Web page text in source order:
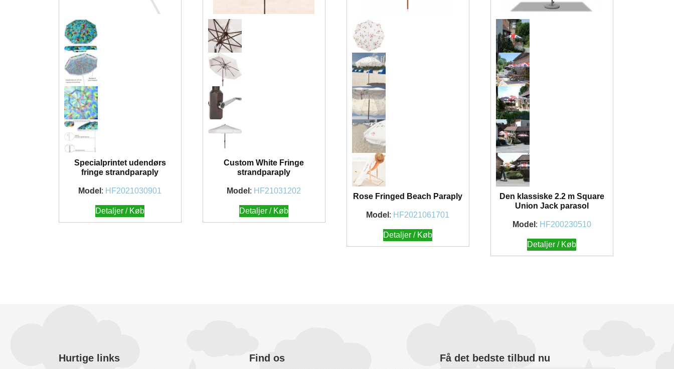
Specialprintet udendørs
fringe strandparaply
Model : HF2021030901
Detaljer / Køb
Custom White Fringe
strandparaply
Model : HF21031202
Detaljer / Køb
Rose Fringed Beach Paraply
Model : HF2021061701
Detaljer / Køb
Den klassiske 2.2 m Square
Union Jack parasol
Model : HF200230510
Detaljer / Køb
Hurtige links Find os Få det bedste tilbud nu